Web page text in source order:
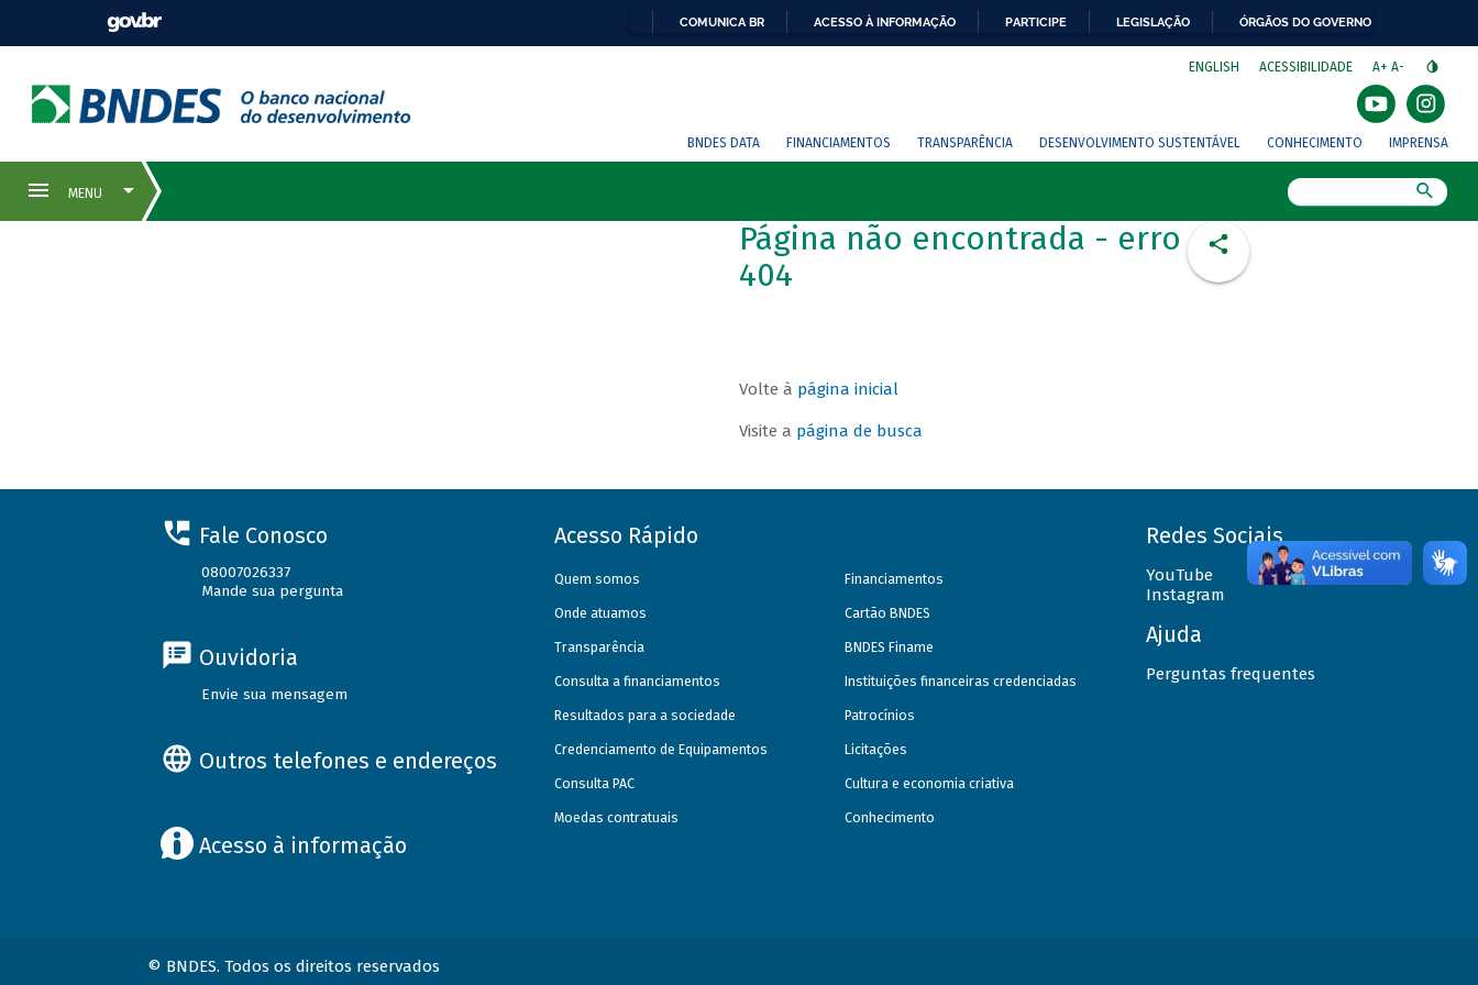
COMUNICA BR ACESSO À INFORMAÇÃO PARTICIPE LEGISLAÇÃO ÓRGÃOS DO GOVERNO
ENGLISH ACESSIBILIDADE A+ A-
BNDES DATA FINANCIAMENTOS TRANSPARÊNCIA DESENVOLVIMENTO SUSTENTÁVEL CONHECIMENTO IMPRENSA
Página não encontrada - erro
404
Volte à página inicial
Visite a página de busca
Fale Conosco
08007026337
Mande sua pergunta
Ouvidoria
Envie sua mensagem
Outros telefones e endereços
Acesso à informação
Acesso Rápido
Quem somos
Onde atuamos
Transparência
Consulta a financiamentos
Resultados para a sociedade
Credenciamento de Equipamentos
Consulta PAC
Moedas contratuais
Financiamentos
Cartão BNDES
BNDES Finame
Instituições financeiras credenciadas
Patrocínios
Licitações
Cultura e economia criativa
Conhecimento
Redes Sociais
YouTube
Instagram
Ajuda
Perguntas frequentes
© BNDES. Todos os direitos reservados